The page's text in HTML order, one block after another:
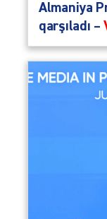
Almaniya
qarşıladı –